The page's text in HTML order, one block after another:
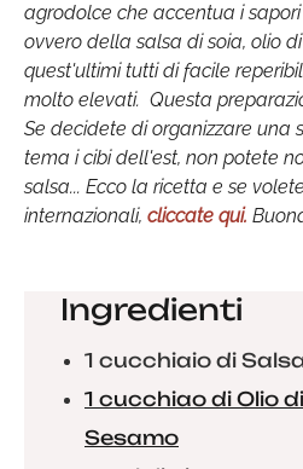
agrodolce che accentua i
ovvero della salsa di soia, olio
quest'ultimi tutti di facile
molto elevati. Questa
Se decidete di organizzare una
tema i cibi dell'est, non potete
salsa... Ecco la ricetta e se
internazionali, cliccate qui.
Ingredienti
1 cucchiaio di
1 cucchiao di Olio
Sesamo